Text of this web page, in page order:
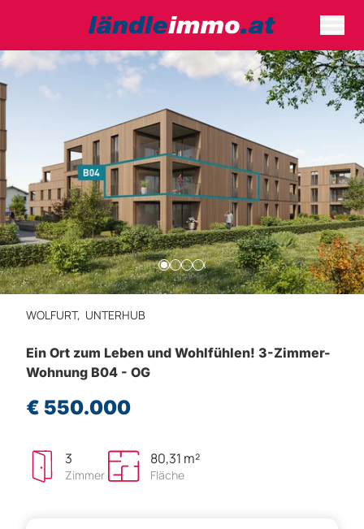
WOLFURT, UNTERHUB
Ein Ort zum Leben und Wohlfühlen! 3-Zimmer-
Wohnung B04 - OG
€ 550.000
3
Zimmer
80,31 m²
Fläche